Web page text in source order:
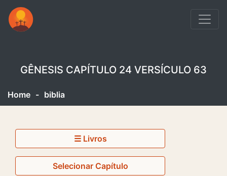
GÊNESIS CAPÍTULO 24 VERSÍCULO 63
Home - biblia
☰ Livros
Selecionar Capítulo